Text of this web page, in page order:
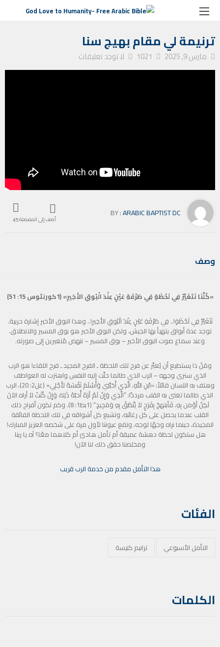
الصفحة الرئيسية التأمل الأسبوعي ترنيمة لي مقام بهيج سنا
ترنيمة لي مقام بهيج سنا
مارس 9, 2025 1021 لا توجد تعليقات
أضف إلى المفضلة45
BY :ARABIC BAPTIST DC
وصف
«كُلَّنَا نَتَغَيَّرُ فِي لَحْظَةٍ فِي طَرْفَةِ عَيْنٍ عِنْدَ الْبُوقِ الأَخِيرِ» (1كورنثوس 15: 51)
نَتَغَيَّرُ فِي لَحْظَةٍ!.. فِي طَرْفَةِ عَيْنٍ عِنْدَ الْبُوقِ الأَخِيرِ!.. وهذا البوق الأخير إشارة حربية.
توجد عدة أبواق يتهيأ بها الجيش، ولكن البوق الأخير هو بوق المسير والانطلاق.
وعند سماع صوت البوق الأخير – بوق المسير – ننهض مُتغيرين إلى صورته.
ومَنْ ذا يستطيع أن يُعبِّر عن فرح تلك اللحظة ـ الفرح المجيد ـ فرح اللقاء! هو الرب
الذي سنرى وجهه – الرب الذي طالما حنَّت إليه النفس واهتزت له العواطف
وهتف به اللسان قائلاً: «ابْنِ اللهِ، الَّذِي أَحَبَّنِي وَأَسْلَمَ نَفْسَهُ لأَجْلِي» (غل2: 20)، الرب
الذي طالما تغنى به القلب مرددًا: ”الَّذِي وَإِنْ لَمْ أرَهُ أُحبّهُ ذَلِكَ وَإِنْ كُنْتُ لاَ أراه الآنَ
لَكِنْ أؤمن بِهِ، فَأبتهجُ بِفَرَحٍ لاَ يُنْطَقُ بِهِ وَمَجِيدٍ“ (1بط1: 8). وكم تكون أفراح ذلك
القلب عندما يحصل على كل رغائبه، وتشبع كل أشواقه في تلك اللحظة الفائقة
المجيدة، حينما نراه وجهًا لوجه، وتقع عيوننا لأول مرة على شخصه العزيز المبارك!
هل ستكون لحظة دهشة عميقة أم تأمل هادئ أم كلاهما معًا؟ آه يا ربنا
ومخلصنا حقق ذلك لنا الآن!
هذا التأمل مقدم من خدمة الرب قريب
الفئات
التأمل الأسبوعي ترانيم كنيسة
الكلمات